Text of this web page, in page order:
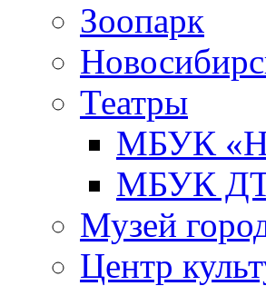
Зоопарк
Театры
МБУК
МБУК ДТ
Музей
Центр